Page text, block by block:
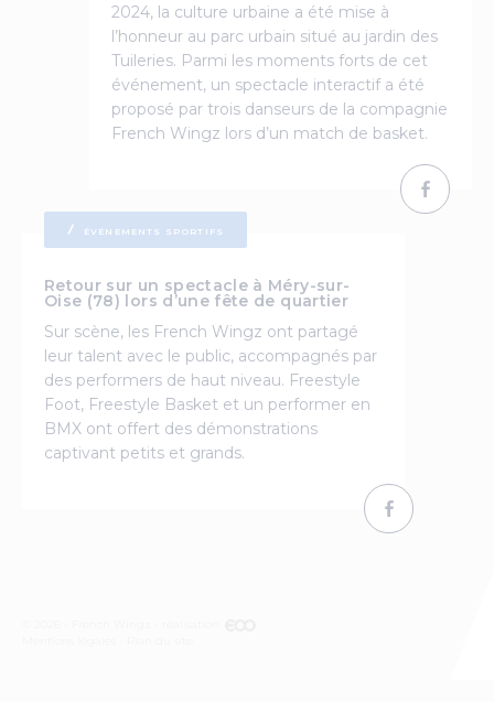
2024, la culture urbaine a été mise à
l’honneur au parc urbain situé au jardin des
Tuileries. Parmi les moments forts de cet
événement, un spectacle interactif a été
proposé par trois danseurs de la compagnie
French Wingz lors d’un match de basket.
ÉVÉNEMENTS SPORTIFS
Retour sur un spectacle à Méry-sur-
Oise (78) lors d’une fête de quartier
Sur scène, les French Wingz ont partagé
leur talent avec le public, accompagnés par
des performers de haut niveau. Freestyle
Foot, Freestyle Basket et un performer en
BMX ont offert des démonstrations
captivant petits et grands.